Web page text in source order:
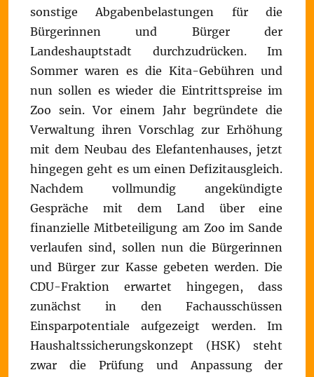
sonstige Abgabenbelastungen für die
Bürgerinnen und Bürger der
Landeshauptstadt durchzudrücken. Im
Sommer waren es die Kita-Gebühren und
nun sollen es wieder die Eintrittspreise im
Zoo sein. Vor einem Jahr begründete die
Verwaltung ihren Vorschlag zur Erhöhung
mit dem Neubau des Elefantenhauses, jetzt
hingegen geht es um einen Defizitausgleich.
Nachdem vollmundig angekündigte
Gespräche mit dem Land über eine
finanzielle Mitbeteiligung am Zoo im Sande
verlaufen sind, sollen nun die Bürgerinnen
und Bürger zur Kasse gebeten werden. Die
CDU-Fraktion erwartet hingegen, dass
zunächst in den Fachausschüssen
Einsparpotentiale aufgezeigt werden. Im
Haushaltssicherungskonzept (HSK) steht
zwar die Prüfung und Anpassung der